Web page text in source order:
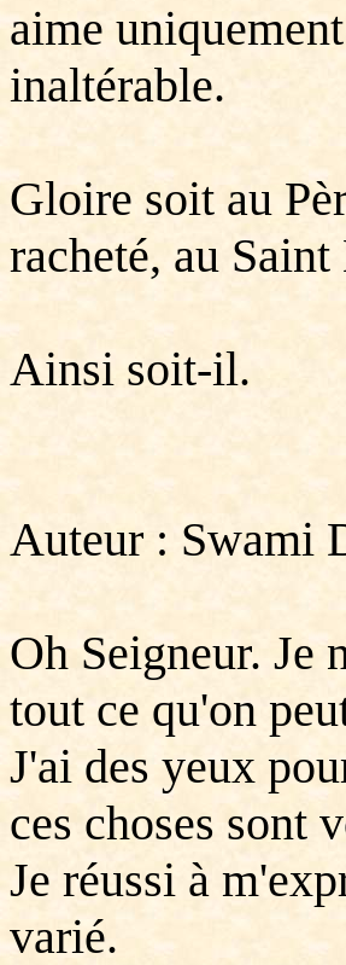
aime
inaltérable.
Gloire soit au
racheté, au
Ainsi soit-il.
Auteur : Swami
Oh Seigneur. Je
tout ce qu'on
J'ai des yeux
ces choses sont
Je réussi à
varié.